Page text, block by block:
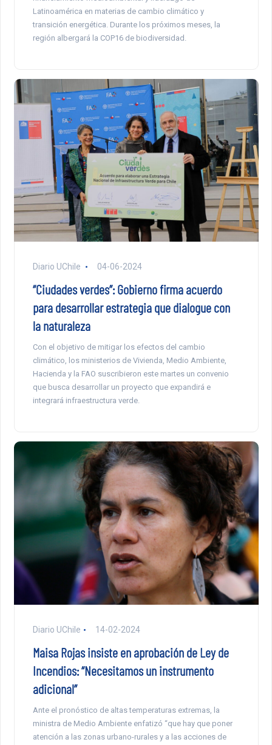
Latinoamérica en materias de cambio climático y
transición energética. Durante los próximos meses, la
región albergará la COP16 de biodiversidad.
Diario UChile 04-06-2024
“Ciudades verdes”: Gobierno firma acuerdo
para desarrollar estrategia que dialogue con
la naturaleza
Con el objetivo de mitigar los efectos del cambio
climático, los ministerios de Vivienda, Medio Ambiente,
Hacienda y la FAO suscribieron este martes un convenio
que busca desarrollar un proyecto que expandirá e
integrará infraestructura verde.
Diario UChile 14-02-2024
Maisa Rojas insiste en aprobación de Ley de
Incendios: “Necesitamos un instrumento
adicional”
Ante el pronóstico de altas temperaturas extremas, la
ministra de Medio Ambiente enfatizó “que hay que poner
atención a las zonas urbano-rurales y a las acciones de